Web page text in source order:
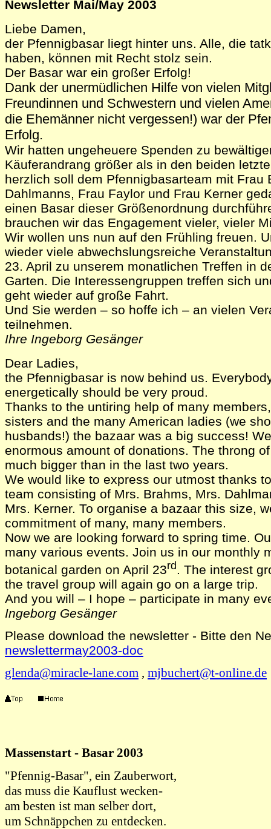
Newsletter Mai/May 2003
Liebe Damen,
der Pfennigbasar liegt hinter uns. Alle, die
haben, können mit Recht stolz sein.
Der Basar war ein großer Erfolg!
Dank der unermüdlichen Hilfe von vielen
Freundinnen und Schwestern und vielen
die Ehemänner nicht vergessen!) war der
Erfolg.
Wir hatten ungeheuere Spenden zu
Käuferandrang größer als in den beiden
herzlich soll dem Pfennigbasarteam mit Frau
Dahlmanns, Frau Faylor und Frau Kerner
einen Basar dieser Größenordnung
brauchen wir das Engagement vieler, vieler
Wir wollen uns nun auf den Frühling freuen.
wieder viele abwechslungsreiche
23. April zu unserem monatlichen Treffen in
Garten. Die Interessengruppen treffen sich
geht wieder auf große Fahrt.
Und Sie werden – so hoffe ich – an vielen
teilnehmen.
Ihre Ingeborg Gesänger
Dear Ladies,
the Pfennigbasar is now behind us.
energetically should be very proud.
Thanks to the untiring help of many
sisters and the many American ladies (we
husbands!) the bazaar was a big success!
enormous amount of donations. The throng
much bigger than in the last two years.
We would like to express our utmost thanks
team consisting of Mrs. Brahms, Mrs.
Mrs. Kerner. To organise a bazaar this size,
commitment of many, many members.
Now we are looking forward to spring time.
many various events. Join us in our monthly
botanical garden on April 23rd
. The interest
the travel group will again go on a large trip.
And you will – I hope – participate in many
Ingeborg Gesänger
Please download the newsletter - Bitte den
newslettermay2003-doc
glenda@miracle-lane.com , mjbuchert@t-online.de
Massenstart - Basar 2003
"Pfennig-Basar", ein Zauberwort,
das muss die Kauflust wecken-
am besten ist man selber dort,
um Schnäppchen zu entdecken.